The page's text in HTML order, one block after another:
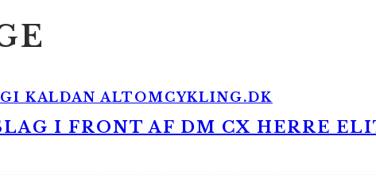
I FRONT AF DM CX HERRE